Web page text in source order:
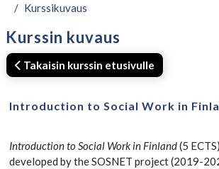
Kurssikuvaus
Kurssin kuvaus
Takaisin kurssin etusivulle
Introduction to Social Work in
Introduction to Social Work in Finland(5
developed by the SOSNET project (2019-